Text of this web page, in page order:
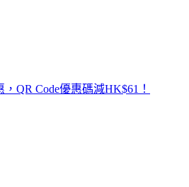
QR Code優惠碼減HK$61！